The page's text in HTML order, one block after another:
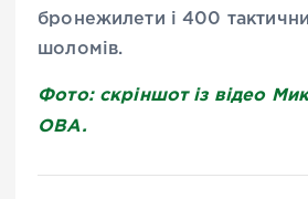
бронежилети і 400
шоломів.
Фото: скріншот із відео
ОВА.